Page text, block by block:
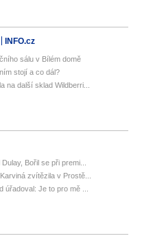
INFO.cz
sálu v Bílém domě
stojí a co dál?
na další sklad Wildberri...
Bořil se při premi...
zvítězila v Prostě...
úřadoval: Je to pro mě ...